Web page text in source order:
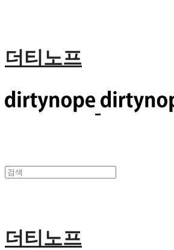
더티노프
더티노프